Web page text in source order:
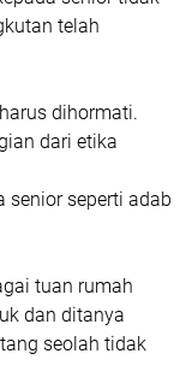
telah
dihormati.
dari etika
senior seperti adab
tuan rumah
dan ditanya
seolah tidak